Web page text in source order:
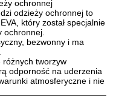
ochronnej
odzieży ochronnej to
który został specjalnie
ochronnej.
bezwonny i ma
różnych tworzyw
odporność na uderzenia
atmosferyczne i nie